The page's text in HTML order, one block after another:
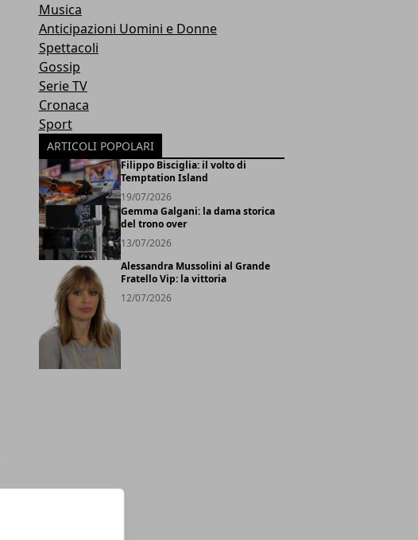
Musica
Anticipazioni Uomini e Donne
Spettacoli
Gossip
Serie TV
Cronaca
Sport
ARTICOLI POPOLARI
Filippo Bisciglia: il volto di
Temptation Island
19/07/2026
Gemma Galgani: la dama storica
del trono over
13/07/2026
Alessandra Mussolini al Grande
Fratello Vip: la vittoria
12/07/2026